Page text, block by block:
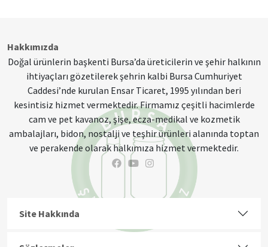
Hakkımızda
Doğal ürünlerin başkenti Bursa’da üreticilerin ve şehir halkının
ihtiyaçları gözetilerek şehrin kalbi Bursa Cumhuriyet
Caddesi’nde kurulan Ensar Ticaret, 1995 yılından beri
kesintisiz hizmet vermektedir. Firmamız çeşitli hacimlerde
cam ve pet kavanoz, şişe, ecza-medikal ve kozmetik
ambalajları, bidon, nostalji ve teşhir ürünleri alanında toptan
ve perakende olarak halkımıza hizmet vermektedir.
Site Hakkında